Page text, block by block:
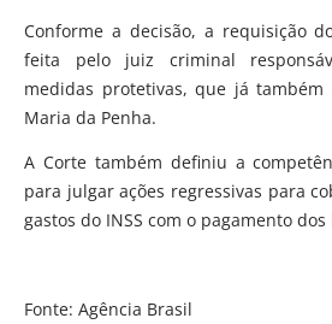
Conforme a decisão, a requisição
feita pelo juiz criminal
medidas protetivas, que já também
Maria da Penha.
A Corte também definiu a
para julgar ações regressivas para
gastos do INSS com o pagamento
Fonte: Agência Brasil